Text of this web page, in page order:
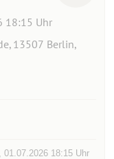
18:15 Uhr
13507 Berlin,
18:15 Uhr